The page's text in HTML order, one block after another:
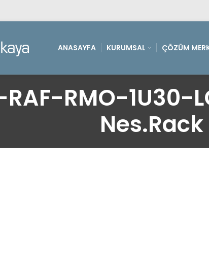
ANASAYFA KURUMSAL ÇÖZÜM
RAF-RMO-1U30-